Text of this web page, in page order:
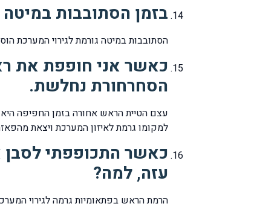
בזמן הסתובבות
הסתובבות במיטה גורמת לגירוי המערכת
כאשר אני חופפת את
הסחרחורת נחלשת.
עצם הטיית הראש אחורה בזמן החפיפה
למקומו גרמת לאיזון המערכת ויצאת
כאשר התכופפתי
עזה, למה?
הרמת הראש בפתאומיות גרמה לגירוי